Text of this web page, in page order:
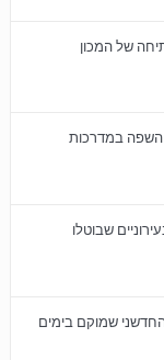
של המכון
השפה במדרכות
שבוטלו
שמוקם בימים